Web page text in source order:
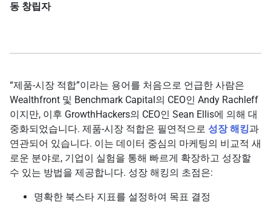
동 창립자
“제품-시장 적합”이라는 용어를 처음으로 언급한 사람은
Wealthfront 및 Benchmark Capital의 CEO인 Andy Rachleff
이지만, 이후 GrowthHackers의 CEO인 Sean Ellis에 의해 대
중화되었습니다. 제품-시장 적합은 필연적으로 성장 해킹과
연관되어 있습니다. 이는 데이터 중심의 마케팅의 비교적 새
로운 분야로, 기업이 실험을 통해 빠르게 확장하고 성장할
수 있는 방법을 제공합니다. 성장 해킹의 초점은:
명확한 북스타 지표를 설정하여 목표 결정